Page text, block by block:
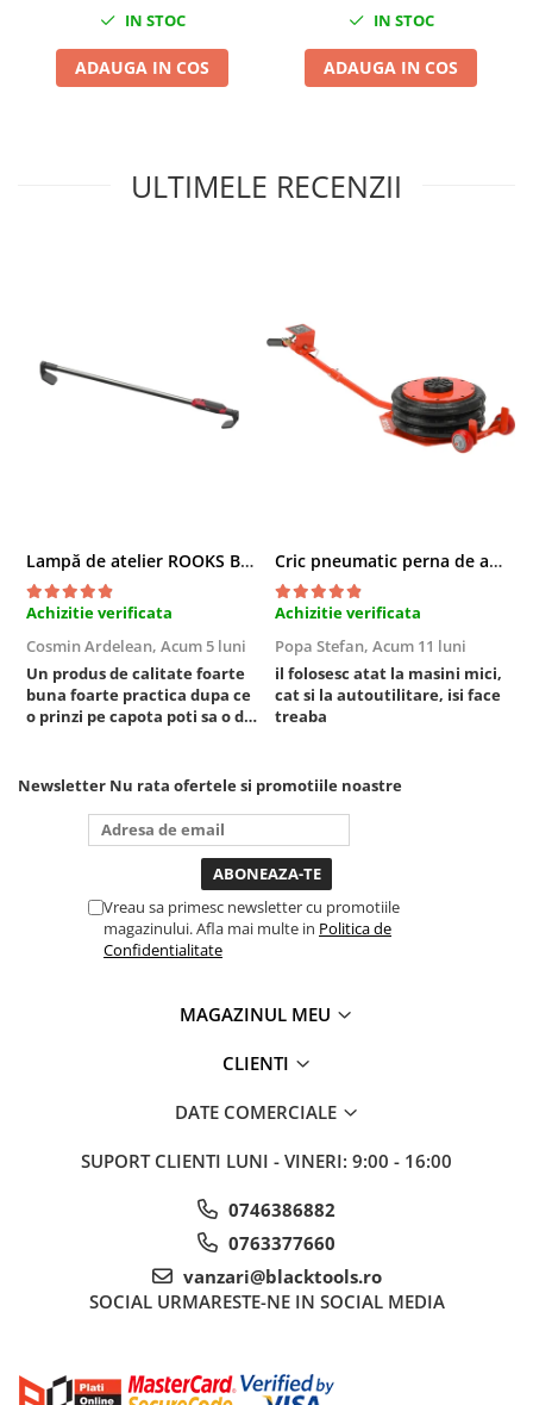
Scule pentru tinichigerie
Compresoare
Filtre Pneumatice
Furtune Aer Comprimat
Scule pentru nituit si capsat
Slefuitoare Pneumatice
Scule speciale
Diagnoza si masurari
Injectoare
Motor
Sistem directie
Sistem franare
Sisteme de ridicare si sustinere
Capre Auto
Cricuri Hidraulice
Masini de echilibrat roti
IN STOC
ADAUGA IN COS
IN STOC
ADAUGA IN COS
ULTIMELE RECENZII
Lampă de atelier ROOKS B2 HYBRID pentru capotă, 2000 lumeni, 5000 mAh
Achizitie verificata
Cosmin Ardelean, Acum 5 luni
Un produs de calitate foarte
buna foarte practica dupa ce
o prinzi pe capota poti sa o dai
puternica si de la baterie care
tine destul de mult dar daca o
bagi la priza nu mai ai treaba
toata ziua ,ce...
Cric pneumatic perna de aer cu inaltator 6T
Achizitie verificata
Popa Stefan, Acum 11 luni
il folosesc atat la masini mici,
cat si la autoutilitare, isi face
treaba
Newsletter Nu rata ofertele si promotiile noastre
Vreau sa primesc newsletter cu promotiile
magazinului. Afla mai multe in Politica de
Confidentialitate
MAGAZINUL MEU
CLIENTI
DATE COMERCIALE
SUPORT CLIENTI LUNI - VINERI: 9:00 - 16:00
0746386882
0763377660
vanzari@blacktools.ro
SOCIAL URMARESTE-NE IN SOCIAL MEDIA